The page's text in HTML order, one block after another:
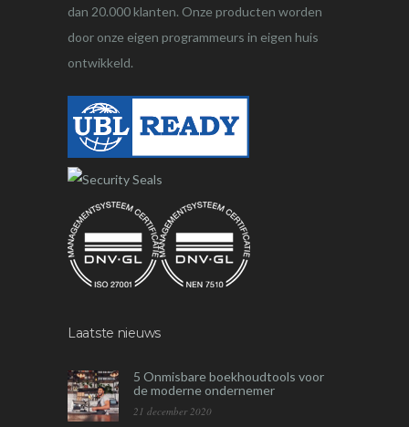
dan 20.000 klanten. Onze producten worden
door onze eigen programmeurs in eigen huis
ontwikkeld.
Laatste nieuws
5 Onmisbare boekhoudtools voor
de moderne ondernemer
21 december 2020